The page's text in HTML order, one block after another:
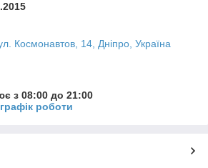
Космонавтов, 14, Дніпро, Україна
з 08:00 до 21:00
роботи